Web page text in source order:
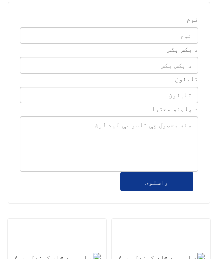
نوم
د بکس بکس
تلیفون
د پلټنو محتوا
واستوی